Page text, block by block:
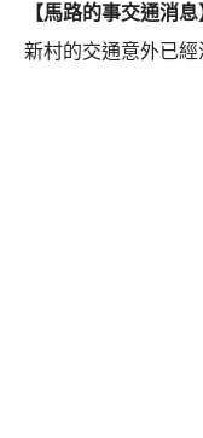
【馬路的事交通消息
新村的交通意外已經